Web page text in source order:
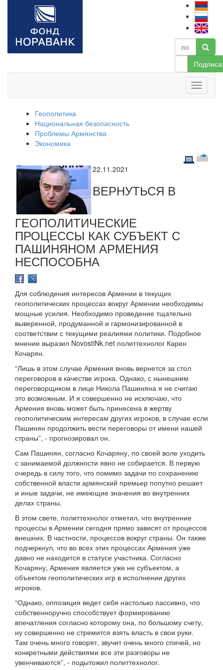
Геополитика
Национальная безопасность
Проблемы Армянства
Экономика
22.11.2021
ВЕРНУТЬСЯ В
ГЕОПОЛИТИЧЕСКИЕ
ПРОЦЕССЫ КАК СУБЪЕКТ С
ПАШИНЯНОМ АРМЕНИЯ
НЕСПОСОБНА
Для соблюдения интересов Армении в текущих
геополитических процессах вокруг Армении необходимы
мощные усилия. Необходимо проведение тщательно
выверенной, продуманной и гармонизированной в
соответствии с текущими реалиями политики. Подобное
мнение выразил NovostiNk.net политтехнолог Карен
Кочарян.
“Лишь в этом случае Армения вновь вернется за стол
переговоров в качестве игрока. Однако, с нынешним
переговорщиком в лице Никола Пашиняна я не считаю
это возможным. И я совершенно не исключаю, что
Армения вновь может быть принесена в жертву
геополитическим интересам других игроков, в случае если
Пашинян продолжить вести переговоры от имени нашей
страны”, - прогнозировал он.
Сам Пашинян, согласно Кочаряну, по своей воле уходить
с занимаемой должности явно не собирается. В первую
очередь в силу того, что помимо задачи по сохранению
собственной власти армянский премьер попутно решает
и иные задачи, не имеющие значения во внутренних
делах страны.
В этом свете, политтехнолог отметил, что внутренние
процессы в Армении сегодня прямо зависят от процессов
внешних. В частности, процессов вокруг страны. Он также
подчеркнул, что во всех этих процессах Армения уже
давно не находится в статусе участника. Согласно
Кочаряну, Армения является уже не субъектом, а
объектом геополитических игр в исполнении других
игроков.
“Однако, оппозиция ведет себя настолько пассивно, что
собственноручно способствует формированию
впечатления согласно которому она, по большому счету,
ну совершенно не стремится взять власть в свои руки.
Там очень много говорят, звучит очень много спичей, но
конкретными действиями все эти разговоры не
увенчиваются”, - подытожил политтехнолог.